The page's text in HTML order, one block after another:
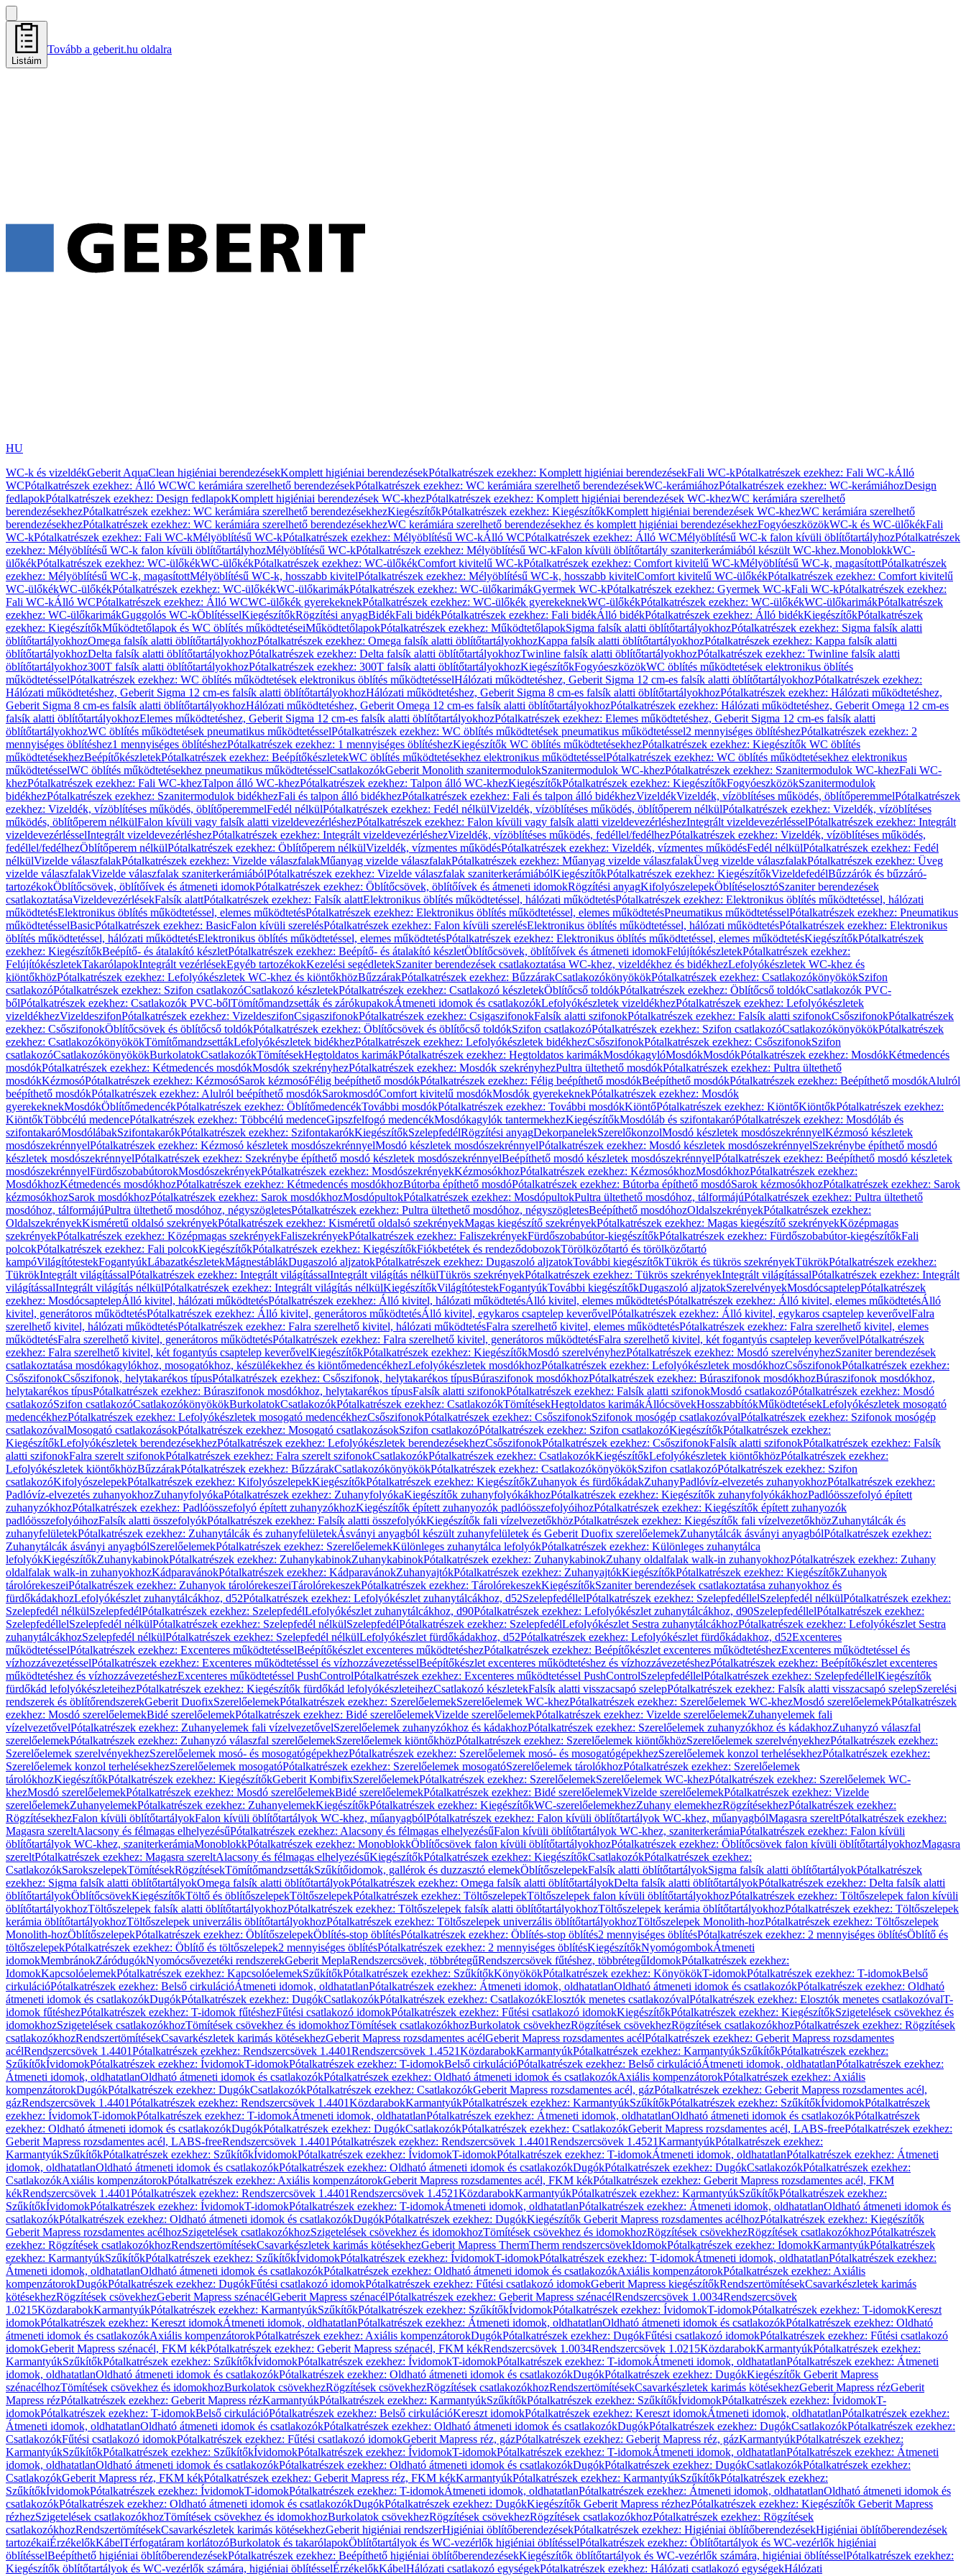
Listáim
Tovább a geberit.hu oldalra
HU
WC-k és vizeldékGeberit AquaClean higiéniai berendezésekKomplett higiéniai berendezésekPótalkatrészek ezekhez: Komplett higiéniai berendezésekFali WC-kPótalkatrészek ezekhez: Fali WC-kÁlló
WCPótalkatrészek ezekhez: Álló WCWC kerámiára szerelhető berendezésekPótalkatrészek ezekhez: WC kerámiára szerelhető berendezésekWC-kerámiáhozPótalkatrészek ezekhez: WC-kerámiáhozDesign
fedlapokPótalkatrészek ezekhez: Design fedlapokKomplett higiéniai berendezések WC-khezPótalkatrészek ezekhez: Komplett higiéniai berendezések WC-khezWC kerámiára szerelhető
berendezésekhezPótalkatrészek ezekhez: WC kerámiára szerelhető berendezésekhezKiegészítőkPótalkatrészek ezekhez: KiegészítőkKomplett higiéniai berendezések WC-khezWC kerámiára szerelhető
berendezésekhezPótalkatrészek ezekhez: WC kerámiára szerelhető berendezésekhezWC kerámiára szerelhető berendezésekhez és komplett higiéniai berendezésekhezFogyóeszközökWC-k és WC-ülőkékFali
WC-kPótalkatrészek ezekhez: Fali WC-kMélyöblítésű WC-kPótalkatrészek ezekhez: Mélyöblítésű WC-kÁlló WCPótalkatrészek ezekhez: Álló WCMélyöblítésű WC-k falon kívüli öblítőtartályhozPótalkatrészek
ezekhez: Mélyöblítésű WC-k falon kívüli öblítőtartályhozMélyöblítésű WC-kPótalkatrészek ezekhez: Mélyöblítésű WC-kFalon kívüli öblítőtartály szaniterkerámiából készült WC-khez.MonoblokkWC-
ülőkékPótalkatrészek ezekhez: WC-ülőkékWC-ülőkékPótalkatrészek ezekhez: WC-ülőkékComfort kivitelű WC-kPótalkatrészek ezekhez: Comfort kivitelű WC-kMélyöblítésű WC-k, magasítottPótalkatrészek
ezekhez: Mélyöblítésű WC-k, magasítottMélyöblítésű WC-k, hosszabb kivitelPótalkatrészek ezekhez: Mélyöblítésű WC-k, hosszabb kivitelComfort kivitelű WC-ülőkékPótalkatrészek ezekhez: Comfort kivitelű
WC-ülőkékWC-ülőkékPótalkatrészek ezekhez: WC-ülőkékWC-ülőkarimákPótalkatrészek ezekhez: WC-ülőkarimákGyermek WC-kPótalkatrészek ezekhez: Gyermek WC-kFali WC-kPótalkatrészek ezekhez:
Fali WC-kÁlló WCPótalkatrészek ezekhez: Álló WCWC-ülőkék gyerekeknekPótalkatrészek ezekhez: WC-ülőkék gyerekeknekWC-ülőkékPótalkatrészek ezekhez: WC-ülőkékWC-ülőkarimákPótalkatrészek
ezekhez: WC-ülőkarimákGuggolós WC-kÖblítésselKiegészítőkRögzítési anyagBidékFali bidékPótalkatrészek ezekhez: Fali bidékÁlló bidékPótalkatrészek ezekhez: Álló bidékKiegészítőkPótalkatrészek
ezekhez: KiegészítőkMűködtetőlapok és WC öblítés működtetéseiMűködtetőlapokPótalkatrészek ezekhez: MűködtetőlapokSigma falsík alatti öblítőtartályokhozPótalkatrészek ezekhez: Sigma falsík alatti
öblítőtartályokhozOmega falsík alatti öblítőtartályokhozPótalkatrészek ezekhez: Omega falsík alatti öblítőtartályokhozKappa falsík alatti öblítőtartályokhozPótalkatrészek ezekhez: Kappa falsík alatti
öblítőtartályokhozDelta falsík alatti öblítőtartályokhozPótalkatrészek ezekhez: Delta falsík alatti öblítőtartályokhozTwinline falsík alatti öblítőtartályokhozPótalkatrészek ezekhez: Twinline falsík alatti
öblítőtartályokhoz300T falsík alatti öblítőtartályokhozPótalkatrészek ezekhez: 300T falsík alatti öblítőtartályokhozKiegészítőkFogyóeszközökWC öblítés működtetések elektronikus öblítés
működtetésselPótalkatrészek ezekhez: WC öblítés működtetések elektronikus öblítés működtetésselHálózati működtetéshez, Geberit Sigma 12 cm-es falsík alatti öblítőtartályokhozPótalkatrészek ezekhez:
Hálózati működtetéshez, Geberit Sigma 12 cm-es falsík alatti öblítőtartályokhozHálózati működtetéshez, Geberit Sigma 8 cm-es falsík alatti öblítőtartályokhozPótalkatrészek ezekhez: Hálózati működtetéshez,
Geberit Sigma 8 cm-es falsík alatti öblítőtartályokhozHálózati működtetéshez, Geberit Omega 12 cm-es falsík alatti öblítőtartályokhozPótalkatrészek ezekhez: Hálózati működtetéshez, Geberit Omega 12 cm-es
falsík alatti öblítőtartályokhozElemes működtetéshez, Geberit Sigma 12 cm-es falsík alatti öblítőtartályokhozPótalkatrészek ezekhez: Elemes működtetéshez, Geberit Sigma 12 cm-es falsík alatti
öblítőtartályokhozWC öblítés működtetések pneumatikus működtetésselPótalkatrészek ezekhez: WC öblítés működtetések pneumatikus működtetéssel2 mennyiséges öblítéshezPótalkatrészek ezekhez: 2
mennyiséges öblítéshez1 mennyiséges öblítéshezPótalkatrészek ezekhez: 1 mennyiséges öblítéshezKiegészítők WC öblítés működtetésekhezPótalkatrészek ezekhez: Kiegészítők WC öblítés
működtetésekhezBeépítőkészletekPótalkatrészek ezekhez: BeépítőkészletekWC öblítés működtetésekhez elektronikus működtetésselPótalkatrészek ezekhez: WC öblítés működtetésekhez elektronikus
működtetésselWC öblítés működtetésekhez pneumatikus működtetésselCsatlakozókGeberit Monolith szanitermodulokSzanitermodulok WC-khezPótalkatrészek ezekhez: Szanitermodulok WC-khezFali WC-
khezPótalkatrészek ezekhez: Fali WC-khezTalpon álló WC-khezPótalkatrészek ezekhez: Talpon álló WC-khezKiegészítőkPótalkatrészek ezekhez: KiegészítőkFogyóeszközökSzanitermodulok
bidékhezPótalkatrészek ezekhez: Szanitermodulok bidékhezFali és talpon álló bidékhezPótalkatrészek ezekhez: Fali és talpon álló bidékhezVizeldékVizeldék, vízöblítéses működés, öblítőperemmelPótalkatrészek
ezekhez: Vizeldék, vízöblítéses működés, öblítőperemmelFedél nélkülPótalkatrészek ezekhez: Fedél nélkülVizeldék, vízöblítéses működés, öblítőperem nélkülPótalkatrészek ezekhez: Vizeldék, vízöblítéses
működés, öblítőperem nélkülFalon kívüli vagy falsík alatti vizeldevezérléshezPótalkatrészek ezekhez: Falon kívüli vagy falsík alatti vizeldevezérléshezIntegrált vizeldevezérlésselPótalkatrészek ezekhez: Integrált
vizeldevezérlésselIntegrált vizeldevezérléshezPótalkatrészek ezekhez: Integrált vizeldevezérléshezVizeldék, vízöblítéses működés, fedéllel/fedélhezPótalkatrészek ezekhez: Vizeldék, vízöblítéses működés,
fedéllel/fedélhezÖblítőperem nélkülPótalkatrészek ezekhez: Öblítőperem nélkülVizeldék, vízmentes működésPótalkatrészek ezekhez: Vizeldék, vízmentes működésFedél nélkülPótalkatrészek ezekhez: Fedél
nélkülVizelde válaszfalakPótalkatrészek ezekhez: Vizelde válaszfalakMűanyag vizelde válaszfalakPótalkatrészek ezekhez: Műanyag vizelde válaszfalakÜveg vizelde válaszfalakPótalkatrészek ezekhez: Üveg
vizelde válaszfalakVizelde válaszfalak szaniterkerámiábólPótalkatrészek ezekhez: Vizelde válaszfalak szaniterkerámiábólKiegészítőkPótalkatrészek ezekhez: KiegészítőkVizeldefedélBűzzárók és bűzzáró-
tartozékokÖblítőcsövek, öblítőívek és átmeneti idomokPótalkatrészek ezekhez: Öblítőcsövek, öblítőívek és átmeneti idomokRögzítési anyagKifolyószelepekÖblítéselosztóSzaniter berendezések
csatlakoztatásaVizeldevezérlésekFalsík alattPótalkatrészek ezekhez: Falsík alattElektronikus öblítés működtetéssel, hálózati működtetésPótalkatrészek ezekhez: Elektronikus öblítés működtetéssel, hálózati
működtetésElektronikus öblítés működtetéssel, elemes működtetésPótalkatrészek ezekhez: Elektronikus öblítés működtetéssel, elemes működtetésPneumatikus működtetésselPótalkatrészek ezekhez: Pneumatikus
működtetésselBasicPótalkatrészek ezekhez: BasicFalon kívüli szerelésPótalkatrészek ezekhez: Falon kívüli szerelésElektronikus öblítés működtetéssel, hálózati működtetésPótalkatrészek ezekhez: Elektronikus
öblítés működtetéssel, hálózati működtetésElektronikus öblítés működtetéssel, elemes működtetésPótalkatrészek ezekhez: Elektronikus öblítés működtetéssel, elemes működtetésKiegészítőkPótalkatrészek
ezekhez: KiegészítőkBeépítő- és átalakító készletPótalkatrészek ezekhez: Beépítő- és átalakító készletÖblítőcsövek, öblítőívek és átmeneti idomokFelújítókészletekPótalkatrészek ezekhez:
FelújítókészletekTakarólapokIntegrált vezérlésekEgyéb tartozékokKezelési segédletekSzaniter berendezések csatlakoztatása WC-khez, vizeldékhez és bidékhezLefolyókészletek WC-khez és
kiöntőkhözPótalkatrészek ezekhez: Lefolyókészletek WC-khez és kiöntőkhözBűzzárakPótalkatrészek ezekhez: BűzzárakCsatlakozókönyökökPótalkatrészek ezekhez: CsatlakozókönyökökSzifon
csatlakozóPótalkatrészek ezekhez: Szifon csatlakozóCsatlakozó készletekPótalkatrészek ezekhez: Csatlakozó készletekÖblítőcső toldókPótalkatrészek ezekhez: Öblítőcső toldókCsatlakozók PVC-
bőlPótalkatrészek ezekhez: Csatlakozók PVC-bőlTömítőmandzsetták és zárókupakokÁtmeneti idomok és csatlakozókLefolyókészletek vizeldékhezPótalkatrészek ezekhez: Lefolyókészletek
vizeldékhezVizeldeszifonPótalkatrészek ezekhez: VizeldeszifonCsigaszifonokPótalkatrészek ezekhez: CsigaszifonokFalsík alatti szifonokPótalkatrészek ezekhez: Falsík alatti szifonokCsőszifonokPótalkatrészek
ezekhez: CsőszifonokÖblítőcsövek és öblítőcső toldókPótalkatrészek ezekhez: Öblítőcsövek és öblítőcső toldókSzifon csatlakozóPótalkatrészek ezekhez: Szifon csatlakozóCsatlakozókönyökökPótalkatrészek
ezekhez: CsatlakozókönyökökTömítőmandzsettákLefolyókészletek bidékhezPótalkatrészek ezekhez: Lefolyókészletek bidékhezCsőszifonokPótalkatrészek ezekhez: CsőszifonokSzifon
csatlakozóCsatlakozókönyökökBurkolatokCsatlakozókTömítésekHegtoldatos karimákPótalkatrészek ezekhez: Hegtoldatos karimákMosdókagylóMosdókMosdókPótalkatrészek ezekhez: MosdókKétmedencés
mosdókPótalkatrészek ezekhez: Kétmedencés mosdókMosdók szekrényhezPótalkatrészek ezekhez: Mosdók szekrényhezPultra ültethető mosdókPótalkatrészek ezekhez: Pultra ültethető
mosdókKézmosóPótalkatrészek ezekhez: KézmosóSarok kézmosóFélig beépíthető mosdókPótalkatrészek ezekhez: Félig beépíthető mosdókBeépíthető mosdókPótalkatrészek ezekhez: Beépíthető mosdókAlulról
beépíthető mosdókPótalkatrészek ezekhez: Alulról beépíthető mosdókSarokmosdóComfort kivitelű mosdókMosdók gyerekeknekPótalkatrészek ezekhez: Mosdók
gyerekeknekMosdókÖblítőmedencékPótalkatrészek ezekhez: ÖblítőmedencékTovábbi mosdókPótalkatrészek ezekhez: További mosdókKiöntőPótalkatrészek ezekhez: KiöntőKiöntőkPótalkatrészek ezekhez:
KiöntőkTöbbcélú medencePótalkatrészek ezekhez: Többcélú medenceGipszfelfogó medencékMosdókagylók tantermekhezKiegészítőkMosdóláb és szifontakaróPótalkatrészek ezekhez: Mosdóláb és
szifontakaróMosdólábakSzifontakarókPótalkatrészek ezekhez: SzifontakarókKiegészítőkSzelepfedélRögzítési anyagDekorpanelekSzerelőkonzolMosdó készletek mosdószekrénnyelKézmosó készletek
mosdószekrénnyelPótalkatrészek ezekhez: Kézmosó készletek mosdószekrénnyelMosdó készletek mosdószekrénnyelPótalkatrészek ezekhez: Mosdó készletek mosdószekrénnyelSzekrénybe építhető mosdó
készletek mosdószekrénnyelPótalkatrészek ezekhez: Szekrénybe építhető mosdó készletek mosdószekrénnyelBeépíthető mosdó készletek mosdószekrénnyelPótalkatrészek ezekhez: Beépíthető mosdó készletek
mosdószekrénnyelFürdőszobabútorokMosdószekrényekPótalkatrészek ezekhez: MosdószekrényekKézmosókhozPótalkatrészek ezekhez: KézmosókhozMosdókhozPótalkatrészek ezekhez:
MosdókhozKétmedencés mosdókhozPótalkatrészek ezekhez: Kétmedencés mosdókhozBútorba építhető mosdóPótalkatrészek ezekhez: Bútorba építhető mosdóSarok kézmosókhozPótalkatrészek ezekhez: Sarok
kézmosókhozSarok mosdókhozPótalkatrészek ezekhez: Sarok mosdókhozMosdópultokPótalkatrészek ezekhez: MosdópultokPultra ültethető mosdóhoz, tálformájúPótalkatrészek ezekhez: Pultra ültethető
mosdóhoz, tálformájúPultra ültethető mosdóhoz, négyszögletesPótalkatrészek ezekhez: Pultra ültethető mosdóhoz, négyszögletesBeépíthető mosdóhozOldalszekrényekPótalkatrészek ezekhez:
OldalszekrényekKisméretű oldalsó szekrényekPótalkatrészek ezekhez: Kisméretű oldalsó szekrényekMagas kiegészítő szekrényekPótalkatrészek ezekhez: Magas kiegészítő szekrényekKözépmagas
szekrényekPótalkatrészek ezekhez: Középmagas szekrényekFaliszekrényekPótalkatrészek ezekhez: FaliszekrényekFürdőszobabútor-kiegészítőkPótalkatrészek ezekhez: Fürdőszobabútor-kiegészítőkFali
polcokPótalkatrészek ezekhez: Fali polcokKiegészítőkPótalkatrészek ezekhez: KiegészítőkFiókbetétek és rendeződobozokTörölközőtartó és törölközőtartó
kampóVilágítótestekFogantyúkLábazatkészletekMágnestáblákDugaszoló aljzatokPótalkatrészek ezekhez: Dugaszoló aljzatokTovábbi kiegészítőkTükrök és tükrös szekrényekTükrökPótalkatrészek ezekhez:
TükrökIntegrált világítássalPótalkatrészek ezekhez: Integrált világítássalIntegrált világítás nélkülTükrös szekrényekPótalkatrészek ezekhez: Tükrös szekrényekIntegrált világítássalPótalkatrészek ezekhez: Integrált
világítássalIntegrált világítás nélkülPótalkatrészek ezekhez: Integrált világítás nélkülKiegészítőkVilágítótestekFogantyúkTovábbi kiegészítőkDugaszoló aljzatokSzerelvényekMosdócsaptelepPótalkatrészek
ezekhez: MosdócsaptelepÁlló kivitel, hálózati működtetésPótalkatrészek ezekhez: Álló kivitel, hálózati működtetésÁlló kivitel, elemes működtetésPótalkatrészek ezekhez: Álló kivitel, elemes működtetésÁlló
kivitel, generátoros működtetésPótalkatrészek ezekhez: Álló kivitel, generátoros működtetésÁlló kivitel, egykaros csaptelep keverővelPótalkatrészek ezekhez: Álló kivitel, egykaros csaptelep keverővelFalra
szerelhető kivitel, hálózati működtetésPótalkatrészek ezekhez: Falra szerelhető kivitel, hálózati működtetésFalra szerelhető kivitel, elemes működtetésPótalkatrészek ezekhez: Falra szerelhető kivitel, elemes
működtetésFalra szerelhető kivitel, generátoros működtetésPótalkatrészek ezekhez: Falra szerelhető kivitel, generátoros működtetésFalra szerelhető kivitel, két fogantyús csaptelep keverővelPótalkatrészek
ezekhez: Falra szerelhető kivitel, két fogantyús csaptelep keverővelKiegészítőkPótalkatrészek ezekhez: KiegészítőkMosdó szerelvényhezPótalkatrészek ezekhez: Mosdó szerelvényhezSzaniter berendezések
csatlakoztatása mosdókagylókhoz, mosogatókhoz, készülékekhez és kiöntőmedencékhezLefolyókészletek mosdókhozPótalkatrészek ezekhez: Lefolyókészletek mosdókhozCsőszifonokPótalkatrészek ezekhez:
CsőszifonokCsőszifonok, helytakarékos típusPótalkatrészek ezekhez: Csőszifonok, helytakarékos típusBúraszifonok mosdókhozPótalkatrészek ezekhez: Búraszifonok mosdókhozBúraszifonok mosdókhoz,
helytakarékos típusPótalkatrészek ezekhez: Búraszifonok mosdókhoz, helytakarékos típusFalsík alatti szifonokPótalkatrészek ezekhez: Falsík alatti szifonokMosdó csatlakozóPótalkatrészek ezekhez: Mosdó
csatlakozóSzifon csatlakozóCsatlakozókönyökökBurkolatokCsatlakozókPótalkatrészek ezekhez: CsatlakozókTömítésekHegtoldatos karimákÁllócsövekHosszabbítókMűködtetésekLefolyókészletek mosogató
medencékhezPótalkatrészek ezekhez: Lefolyókészletek mosogató medencékhezCsőszifonokPótalkatrészek ezekhez: CsőszifonokSzifonok mosógép csatlakozóvalPótalkatrészek ezekhez: Szifonok mosógép
csatlakozóvalMosogató csatlakozásokPótalkatrészek ezekhez: Mosogató csatlakozásokSzifon csatlakozóPótalkatrészek ezekhez: Szifon csatlakozóKiegészítőkPótalkatrészek ezekhez:
KiegészítőkLefolyókészletek berendezésekhezPótalkatrészek ezekhez: Lefolyókészletek berendezésekhezCsőszifonokPótalkatrészek ezekhez: CsőszifonokFalsík alatti szifonokPótalkatrészek ezekhez: Falsík
alatti szifonokFalra szerelt szifonokPótalkatrészek ezekhez: Falra szerelt szifonokCsatlakozókPótalkatrészek ezekhez: CsatlakozókKiegészítőkLefolyókészletek kiöntőkhözPótalkatrészek ezekhez:
Lefolyókészletek kiöntőkhözBűzzárakPótalkatrészek ezekhez: BűzzárakCsatlakozókönyökökPótalkatrészek ezekhez: CsatlakozókönyökökSzifon csatlakozóPótalkatrészek ezekhez: Szifon
csatlakozóKifolyószelepekPótalkatrészek ezekhez: KifolyószelepekKiegészítőkPótalkatrészek ezekhez: KiegészítőkZuhanyok és fürdőkádakZuhanyPadlóvíz-elvezetés zuhanyokhozPótalkatrészek ezekhez:
Padlóvíz-elvezetés zuhanyokhozZuhanyfolyókaPótalkatrészek ezekhez: ZuhanyfolyókaKiegészítők zuhanyfolyókákhozPótalkatrészek ezekhez: Kiegészítők zuhanyfolyókákhozPadlóösszefolyó épített
zuhanyzókhozPótalkatrészek ezekhez: Padlóösszefolyó épített zuhanyzókhozKiegészítők épített zuhanyozók padlóösszefolyóihozPótalkatrészek ezekhez: Kiegészítők épített zuhanyozók
padlóösszefolyóihozFalsík alatti összefolyókPótalkatrészek ezekhez: Falsík alatti összefolyókKiegészítők fali vízelvezetőkhözPótalkatrészek ezekhez: Kiegészítők fali vízelvezetőkhözZuhanytálcák és
zuhanyfelületekPótalkatrészek ezekhez: Zuhanytálcák és zuhanyfelületekÁsványi anyagból készült zuhanyfelületek és Geberit Duofix szerelőelemekZuhanytálcák ásványi anyagbólPótalkatrészek ezekhez:
Zuhanytálcák ásványi anyagbólSzerelőelemekPótalkatrészek ezekhez: SzerelőelemekKülönleges zuhanytálca lefolyókPótalkatrészek ezekhez: Különleges zuhanytálca
lefolyókKiegészítőkZuhanykabinokPótalkatrészek ezekhez: ZuhanykabinokZuhanykabinokPótalkatrészek ezekhez: ZuhanykabinokZuhany oldalfalak walk-in zuhanyokhozPótalkatrészek ezekhez: Zuhany
oldalfalak walk-in zuhanyokhozKádparavánokPótalkatrészek ezekhez: KádparavánokZuhanyajtókPótalkatrészek ezekhez: ZuhanyajtókKiegészítőkPótalkatrészek ezekhez: KiegészítőkZuhanyok
tárolórekeszeiPótalkatrészek ezekhez: Zuhanyok tárolórekeszeiTárolórekeszekPótalkatrészek ezekhez: TárolórekeszekKiegészítőkSzaniter berendezések csatlakoztatása zuhanyokhoz és
fürdőkádakhozLefolyókészlet zuhanytálcákhoz, d52Pótalkatrészek ezekhez: Lefolyókészlet zuhanytálcákhoz, d52SzelepfedéllelPótalkatrészek ezekhez: SzelepfedéllelSzelepfedél nélkülPótalkatrészek ezekhez:
Szelepfedél nélkülSzelepfedélPótalkatrészek ezekhez: SzelepfedélLefolyókészlet zuhanytálcákhoz, d90Pótalkatrészek ezekhez: Lefolyókészlet zuhanytálcákhoz, d90SzelepfedéllelPótalkatrészek ezekhez:
SzelepfedéllelSzelepfedél nélkülPótalkatrészek ezekhez: Szelepfedél nélkülSzelepfedélPótalkatrészek ezekhez: SzelepfedélLefolyókészlet Sestra zuhanytálcákhozPótalkatrészek ezekhez: Lefolyókészlet Sestra
zuhanytálcákhozSzelepfedél nélkülPótalkatrészek ezekhez: Szelepfedél nélkülLefolyókészlet fürdőkádakhoz, d52Pótalkatrészek ezekhez: Lefolyókészlet fürdőkádakhoz, d52Excenteres
működtetésselPótalkatrészek ezekhez: Excenteres működtetésselBeépítőkészlet excenteres működtetéshezPótalkatrészek ezekhez: Beépítőkészlet excenteres működtetéshezExcenteres működtetéssel és
vízhozzávezetésselPótalkatrészek ezekhez: Excenteres működtetéssel és vízhozzávezetésselBeépítőkészlet excenteres működtetéshez és vízhozzávezetéshezPótalkatrészek ezekhez: Beépítőkészlet excenteres
működtetéshez és vízhozzávezetéshezExcenteres működtetéssel PushControlPótalkatrészek ezekhez: Excenteres működtetéssel PushControlSzelepfedéllelPótalkatrészek ezekhez: SzelepfedéllelKiegészítők
fürdőkád lefolyókészleteihezPótalkatrészek ezekhez: Kiegészítők fürdőkád lefolyókészleteihezCsatlakozó készletekFalsík alatti visszacsapó szelepPótalkatrészek ezekhez: Falsík alatti visszacsapó szelepSzerelési
rendszerek és öblítőrendszerekGeberit DuofixSzerelőelemekPótalkatrészek ezekhez: SzerelőelemekSzerelőelemek WC-khezPótalkatrészek ezekhez: Szerelőelemek WC-khezMosdó szerelőelemekPótalkatrészek
ezekhez: Mosdó szerelőelemekBidé szerelőelemekPótalkatrészek ezekhez: Bidé szerelőelemekVizelde szerelőelemekPótalkatrészek ezekhez: Vizelde szerelőelemekZuhanyelemek fali
vízelvezetővelPótalkatrészek ezekhez: Zuhanyelemek fali vízelvezetővelSzerelőelemek zuhanyzókhoz és kádakhozPótalkatrészek ezekhez: Szerelőelemek zuhanyzókhoz és kádakhozZuhanyzó válaszfal
szerelőelemekPótalkatrészek ezekhez: Zuhanyzó válaszfal szerelőelemekSzerelőelemek kiöntőkhözPótalkatrészek ezekhez: Szerelőelemek kiöntőkhözSzerelőelemek szerelvényekhezPótalkatrészek ezekhez:
Szerelőelemek szerelvényekhezSzerelőelemek mosó- és mosogatógépekhezPótalkatrészek ezekhez: Szerelőelemek mosó- és mosogatógépekhezSzerelőelemek konzol terhelésekhezPótalkatrészek ezekhez:
Szerelőelemek konzol terhelésekhezSzerelőelemek mosogatóPótalkatrészek ezekhez: Szerelőelemek mosogatóSzerelőelemek tárolókhozPótalkatrészek ezekhez: Szerelőelemek
tárolókhozKiegészítőkPótalkatrészek ezekhez: KiegészítőkGeberit KombifixSzerelőelemekPótalkatrészek ezekhez: SzerelőelemekSzerelőelemek WC-khezPótalkatrészek ezekhez: Szerelőelemek WC-
khezMosdó szerelőelemekPótalkatrészek ezekhez: Mosdó szerelőelemekBidé szerelőelemekPótalkatrészek ezekhez: Bidé szerelőelemekVizelde szerelőelemekPótalkatrészek ezekhez: Vizelde
szerelőelemekZuhanyelemekPótalkatrészek ezekhez: ZuhanyelemekKiegészítőkPótalkatrészek ezekhez: KiegészítőkWC-szerelőelemekhezZuhany elemekhezRögzítésekhezPótalkatrészek ezekhez:
RögzítésekhezFalon kívüli öblítőtartályokFalon kívüli öblítőtartályok WC-khez, műanyagbólPótalkatrészek ezekhez: Falon kívüli öblítőtartályok WC-khez, műanyagbólMagasra szereltPótalkatrészek ezekhez:
Magasra szereltAlacsony és félmagas elhelyezésűPótalkatrészek ezekhez: Alacsony és félmagas elhelyezésűFalon kívüli öblítőtartályok WC-khez, szaniterkerámiaPótalkatrészek ezekhez: Falon kívüli
öblítőtartályok WC-khez, szaniterkerámiaMonoblokkPótalkatrészek ezekhez: MonoblokkÖblítőcsövek falon kívüli öblítőtartályokhozPótalkatrészek ezekhez: Öblítőcsövek falon kívüli öblítőtartályokhozMagasra
szereltPótalkatrészek ezekhez: Magasra szereltAlacsony és félmagas elhelyezésűKiegészítőkPótalkatrészek ezekhez: KiegészítőkCsatlakozókPótalkatrészek ezekhez:
CsatlakozókSarokszelepekTömítésekRögzítésekTömítőmandzsettákSzűkítőidomok, gallérok és duzzasztó elemekÖblítőszelepekFalsík alatti öblítőtartályokSigma falsík alatti öblítőtartályokPótalkatrészek
ezekhez: Sigma falsík alatti öblítőtartályokOmega falsík alatti öblítőtartályokPótalkatrészek ezekhez: Omega falsík alatti öblítőtartályokDelta falsík alatti öblítőtartályokPótalkatrészek ezekhez: Delta falsík alatti
öblítőtartályokÖblítőcsövekKiegészítőkTöltő és öblítőszelepekTöltőszelepekPótalkatrészek ezekhez: TöltőszelepekTöltőszelepek falon kívüli öblítőtartályokhozPótalkatrészek ezekhez: Töltőszelepek falon kívüli
öblítőtartályokhozTöltőszelepek falsík alatti öblítőtartályokhozPótalkatrészek ezekhez: Töltőszelepek falsík alatti öblítőtartályokhozTöltőszelepek kerámia öblítőtartályokhozPótalkatrészek ezekhez: Töltőszelepek
kerámia öblítőtartályokhozTöltőszelepek univerzális öblítőtartályokhozPótalkatrészek ezekhez: Töltőszelepek univerzális öblítőtartályokhozTöltőszelepek Monolith-hozPótalkatrészek ezekhez: Töltőszelepek
Monolith-hozÖblítőszelepekPótalkatrészek ezekhez: ÖblítőszelepekÖblítés-stop öblítésPótalkatrészek ezekhez: Öblítés-stop öblítés2 mennyiséges öblítésPótalkatrészek ezekhez: 2 mennyiséges öblítésÖblítő és
töltőszelepekPótalkatrészek ezekhez: Öblítő és töltőszelepek2 mennyiséges öblítésPótalkatrészek ezekhez: 2 mennyiséges öblítésKiegészítőkNyomógombokÁtmeneti
idomokMembránokZáródugókNyomócsővezetéki rendszerekGeberit MeplaRendszercsövek, többrétegűRendszercsövek fűtéshez, többrétegűIdomokPótalkatrészek ezekhez:
IdomokKapcsolóelemekPótalkatrészek ezekhez: KapcsolóelemekSzűkítőkPótalkatrészek ezekhez: SzűkítőkKönyökökPótalkatrészek ezekhez: KönyökökT-idomokPótalkatrészek ezekhez: T-idomokBelső
cirkulációPótalkatrészek ezekhez: Belső cirkulációÁtmeneti idomok, oldhatatlanPótalkatrészek ezekhez: Átmeneti idomok, oldhatatlanOldható átmeneti idomok és csatlakozókPótalkatrészek ezekhez: Oldható
átmeneti idomok és csatlakozókDugókPótalkatrészek ezekhez: DugókCsatlakozókPótalkatrészek ezekhez: CsatlakozókElosztók menetes csatlakozóvalPótalkatrészek ezekhez: Elosztók menetes csatlakozóvalT-
idomok fűtéshezPótalkatrészek ezekhez: T-idomok fűtéshezFűtési csatlakozó idomokPótalkatrészek ezekhez: Fűtési csatlakozó idomokKiegészítőkPótalkatrészek ezekhez: KiegészítőkSzigetelések csövekhez és
idomokhozSzigetelések csatlakozókhozTömítések csövekhez és idomokhozTömítések csatlakozókhozBurkolatok csövekhezRögzítések csövekhezRögzítések csatlakozókhozPótalkatrészek ezekhez: Rögzítések
csatlakozókhozRendszertömítésekCsavarkészletek karimás kötésekhezGeberit Mapress rozsdamentes acélGeberit Mapress rozsdamentes acélPótalkatrészek ezekhez: Geberit Mapress rozsdamentes
acélRendszercsövek 1.4401Pótalkatrészek ezekhez: Rendszercsövek 1.4401Rendszercsövek 1.4521KözdarabokKarmantyúkPótalkatrészek ezekhez: KarmantyúkSzűkítőkPótalkatrészek ezekhez:
SzűkítőkÍvidomokPótalkatrészek ezekhez: ÍvidomokT-idomokPótalkatrészek ezekhez: T-idomokBelső cirkulációPótalkatrészek ezekhez: Belső cirkulációÁtmeneti idomok, oldhatatlanPótalkatrészek ezekhez:
Átmeneti idomok, oldhatatlanOldható átmeneti idomok és csatlakozókPótalkatrészek ezekhez: Oldható átmeneti idomok és csatlakozókAxiális kompenzátorokPótalkatrészek ezekhez: Axiális
kompenzátorokDugókPótalkatrészek ezekhez: DugókCsatlakozókPótalkatrészek ezekhez: CsatlakozókGeberit Mapress rozsdamentes acél, gázPótalkatrészek ezekhez: Geberit Mapress rozsdamentes acél,
gázRendszercsövek 1.4401Pótalkatrészek ezekhez: Rendszercsövek 1.4401KözdarabokKarmantyúkPótalkatrészek ezekhez: KarmantyúkSzűkítőkPótalkatrészek ezekhez: SzűkítőkÍvidomokPótalkatrészek
ezekhez: ÍvidomokT-idomokPótalkatrészek ezekhez: T-idomokÁtmeneti idomok, oldhatatlanPótalkatrészek ezekhez: Átmeneti idomok, oldhatatlanOldható átmeneti idomok és csatlakozókPótalkatrészek
ezekhez: Oldható átmeneti idomok és csatlakozókDugókPótalkatrészek ezekhez: DugókCsatlakozókPótalkatrészek ezekhez: CsatlakozókGeberit Mapress rozsdamentes acél, LABS-freePótalkatrészek ezekhez:
Geberit Mapress rozsdamentes acél, LABS-freeRendszercsövek 1.4401Pótalkatrészek ezekhez: Rendszercsövek 1.4401Rendszercsövek 1.4521KarmantyúkPótalkatrészek ezekhez:
KarmantyúkSzűkítőkPótalkatrészek ezekhez: SzűkítőkÍvidomokPótalkatrészek ezekhez: ÍvidomokT-idomokPótalkatrészek ezekhez: T-idomokÁtmeneti idomok, oldhatatlanPótalkatrészek ezekhez: Átmeneti
idomok, oldhatatlanOldható átmeneti idomok és csatlakozókPótalkatrészek ezekhez: Oldható átmeneti idomok és csatlakozókDugókPótalkatrészek ezekhez: DugókCsatlakozókPótalkatrészek ezekhez:
CsatlakozókAxiális kompenzátorokPótalkatrészek ezekhez: Axiális kompenzátorokGeberit Mapress rozsdamentes acél, FKM kékPótalkatrészek ezekhez: Geberit Mapress rozsdamentes acél, FKM
kékRendszercsövek 1.4401Pótalkatrészek ezekhez: Rendszercsövek 1.4401Rendszercsövek 1.4521KözdarabokKarmantyúkPótalkatrészek ezekhez: KarmantyúkSzűkítőkPótalkatrészek ezekhez:
SzűkítőkÍvidomokPótalkatrészek ezekhez: ÍvidomokT-idomokPótalkatrészek ezekhez: T-idomokÁtmeneti idomok, oldhatatlanPótalkatrészek ezekhez: Átmeneti idomok, oldhatatlanOldható átmeneti idomok és
csatlakozókPótalkatrészek ezekhez: Oldható átmeneti idomok és csatlakozókDugókPótalkatrészek ezekhez: DugókKiegészítők Geberit Mapress rozsdamentes acélhozPótalkatrészek ezekhez: Kiegészítők
Geberit Mapress rozsdamentes acélhozSzigetelések csatlakozókhozSzigetelések csövekhez és idomokhozTömítések csövekhez és idomokhozRögzítések csövekhezRögzítések csatlakozókhozPótalkatrészek
ezekhez: Rögzítések csatlakozókhozRendszertömítésekCsavarkészletek karimás kötésekhezGeberit Mapress ThermTherm rendszercsövekIdomokPótalkatrészek ezekhez: IdomokKarmantyúkPótalkatrészek
ezekhez: KarmantyúkSzűkítőkPótalkatrészek ezekhez: SzűkítőkÍvidomokPótalkatrészek ezekhez: ÍvidomokT-idomokPótalkatrészek ezekhez: T-idomokÁtmeneti idomok, oldhatatlanPótalkatrészek ezekhez:
Átmeneti idomok, oldhatatlanOldható átmeneti idomok és csatlakozókPótalkatrészek ezekhez: Oldható átmeneti idomok és csatlakozókAxiális kompenzátorokPótalkatrészek ezekhez: Axiális
kompenzátorokDugókPótalkatrészek ezekhez: DugókFűtési csatlakozó idomokPótalkatrészek ezekhez: Fűtési csatlakozó idomokGeberit Mapress kiegészítőkRendszertömítésekCsavarkészletek karimás
kötésekhezRögzítések csövekhezGeberit Mapress szénacélGeberit Mapress szénacélPótalkatrészek ezekhez: Geberit Mapress szénacélRendszercsövek 1.0034Rendszercsövek
1.0215KözdarabokKarmantyúkPótalkatrészek ezekhez: KarmantyúkSzűkítőkPótalkatrészek ezekhez: SzűkítőkÍvidomokPótalkatrészek ezekhez: ÍvidomokT-idomokPótalkatrészek ezekhez: T-idomokKereszt
idomokPótalkatrészek ezekhez: Kereszt idomokÁtmeneti idomok, oldhatatlanPótalkatrészek ezekhez: Átmeneti idomok, oldhatatlanOldható átmeneti idomok és csatlakozókPótalkatrészek ezekhez: Oldható
átmeneti idomok és csatlakozókAxiális kompenzátorokPótalkatrészek ezekhez: Axiális kompenzátorokDugókPótalkatrészek ezekhez: DugókFűtési csatlakozó idomokPótalkatrészek ezekhez: Fűtési csatlakozó
idomokGeberit Mapress szénacél, FKM kékPótalkatrészek ezekhez: Geberit Mapress szénacél, FKM kékRendszercsövek 1.0034Rendszercsövek 1.0215KözdarabokKarmantyúkPótalkatrészek ezekhez:
KarmantyúkSzűkítőkPótalkatrészek ezekhez: SzűkítőkÍvidomokPótalkatrészek ezekhez: ÍvidomokT-idomokPótalkatrészek ezekhez: T-idomokÁtmeneti idomok, oldhatatlanPótalkatrészek ezekhez: Átmeneti
idomok, oldhatatlanOldható átmeneti idomok és csatlakozókPótalkatrészek ezekhez: Oldható átmeneti idomok és csatlakozókDugókPótalkatrészek ezekhez: DugókKiegészítők Geberit Mapress
szénacélhozTömítések csövekhez és idomokhozBurkolatok csövekhezRögzítések csövekhezRögzítések csatlakozókhozRendszertömítésekCsavarkészletek karimás kötésekhezGeberit Mapress rézGeberit
Mapress rézPótalkatrészek ezekhez: Geberit Mapress rézKarmantyúkPótalkatrészek ezekhez: KarmantyúkSzűkítőkPótalkatrészek ezekhez: SzűkítőkÍvidomokPótalkatrészek ezekhez: ÍvidomokT-
idomokPótalkatrészek ezekhez: T-idomokBelső cirkulációPótalkatrészek ezekhez: Belső cirkulációKereszt idomokPótalkatrészek ezekhez: Kereszt idomokÁtmeneti idomok, oldhatatlanPótalkatrészek ezekhez:
Átmeneti idomok, oldhatatlanOldható átmeneti idomok és csatlakozókPótalkatrészek ezekhez: Oldható átmeneti idomok és csatlakozókDugókPótalkatrészek ezekhez: DugókCsatlakozókPótalkatrészek ezekhez:
CsatlakozókFűtési csatlakozó idomokPótalkatrészek ezekhez: Fűtési csatlakozó idomokGeberit Mapress réz, gázPótalkatrészek ezekhez: Geberit Mapress réz, gázKarmantyúkPótalkatrészek ezekhez:
KarmantyúkSzűkítőkPótalkatrészek ezekhez: SzűkítőkÍvidomokPótalkatrészek ezekhez: ÍvidomokT-idomokPótalkatrészek ezekhez: T-idomokÁtmeneti idomok, oldhatatlanPótalkatrészek ezekhez: Átmeneti
idomok, oldhatatlanOldható átmeneti idomok és csatlakozókPótalkatrészek ezekhez: Oldható átmeneti idomok és csatlakozókDugókPótalkatrészek ezekhez: DugókCsatlakozókPótalkatrészek ezekhez:
CsatlakozókGeberit Mapress réz, FKM kékPótalkatrészek ezekhez: Geberit Mapress réz, FKM kékKarmantyúkPótalkatrészek ezekhez: KarmantyúkSzűkítőkPótalkatrészek ezekhez:
SzűkítőkÍvidomokPótalkatrészek ezekhez: ÍvidomokT-idomokPótalkatrészek ezekhez: T-idomokÁtmeneti idomok, oldhatatlanPótalkatrészek ezekhez: Átmeneti idomok, oldhatatlanOldható átmeneti idomok és
csatlakozókPótalkatrészek ezekhez: Oldható átmeneti idomok és csatlakozókDugókPótalkatrészek ezekhez: DugókKiegészítők Geberit Mapress rézhezPótalkatrészek ezekhez: Kiegészítők Geberit Mapress
rézhezSzigetelések csatlakozókhozTömítések csövekhez és idomokhozBurkolatok csövekhezRögzítések csövekhezRögzítések csatlakozókhozPótalkatrészek ezekhez: Rögzítések
csatlakozókhozRendszertömítésekCsavarkészletek karimás kötésekhezGeberit higiéniai rendszerHigiéniai öblítőberendezésekPótalkatrészek ezekhez: Higiéniai öblítőberendezésekHigiéniai öblítőberendezések
tartozékaiÉrzékelőkKábelTérfogatáram korlátozóBurkolatok és takarólapokÖblítőtartályok és WC-vezérlők higiéniai öblítésselPótalkatrészek ezekhez: Öblítőtartályok és WC-vezérlők higiéniai
öblítésselBeépíthető higiéniai öblítőberendezésekPótalkatrészek ezekhez: Beépíthető higiéniai öblítőberendezésekKiegészítők öblítőtartályok és WC-vezérlők számára, higiéniai öblítésselPótalkatrészek ezekhez:
Kiegészítők öblítőtartályok és WC-vezérlők számára, higiéniai öblítésselÉrzékelőkKábelHálózati csatlakozó egységekPótalkatrészek ezekhez: Hálózati csatlakozó egységekHálózati